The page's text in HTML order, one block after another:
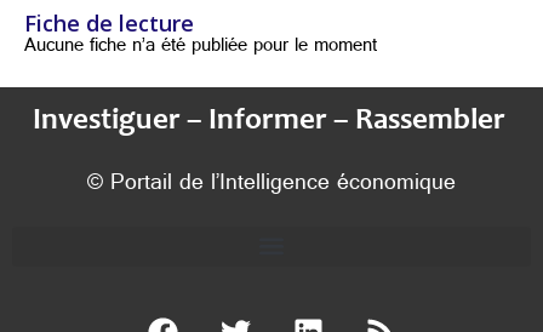
Fiche de lecture
Aucune fiche n’a été publiée pour le moment
Investiguer – Informer – Rassembler
© Portail de l’Intelligence économique